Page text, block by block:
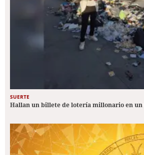
SUERTE
Hallan un billete de lotería millonario en